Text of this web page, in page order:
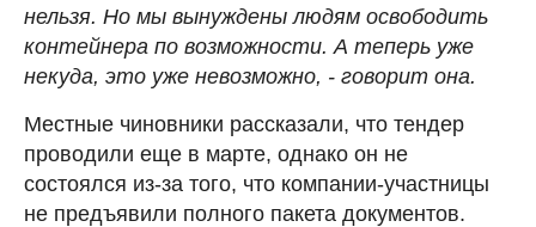
нельзя. Но мы вынуждены людям освободить
контейнера по возможности. А теперь уже
некуда, это уже невозможно, - говорит она.
Местные чиновники рассказали, что тендер
проводили еще в марте, однако он не
состоялся из-за того, что компании-участницы
не предъявили полного пакета документов.